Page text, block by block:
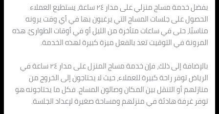
بفضل خدمة مساج منزلي على مدار ٢٤ ساعة، يستطيع العملاء
الحصول على جلسات المساج التي يرغبون بها في أي وقت يرونه
مناسبًا، حتى في ساعات متأخرة من الليل أو في أوقات الطوارئ. هذه
المرونة في التوقيت تعد بالفعل ميزة كبيرة لهذه الخدمة.
بالإضافة إلى ذلك، فإن خدمة مساج المنزل على مدار ٢٤ ساعة في
الرياض توفر راحة كبيرة للعملاء، حيث لا يحتاجون إلى الخروج من
منازلهم أو التنقل بين المكان وصالون المساج. فكل ما يحتاجونه هو
توفر غرفة هادئة في منزلهم ومساحة صغيرة لإعداد الجلسة.